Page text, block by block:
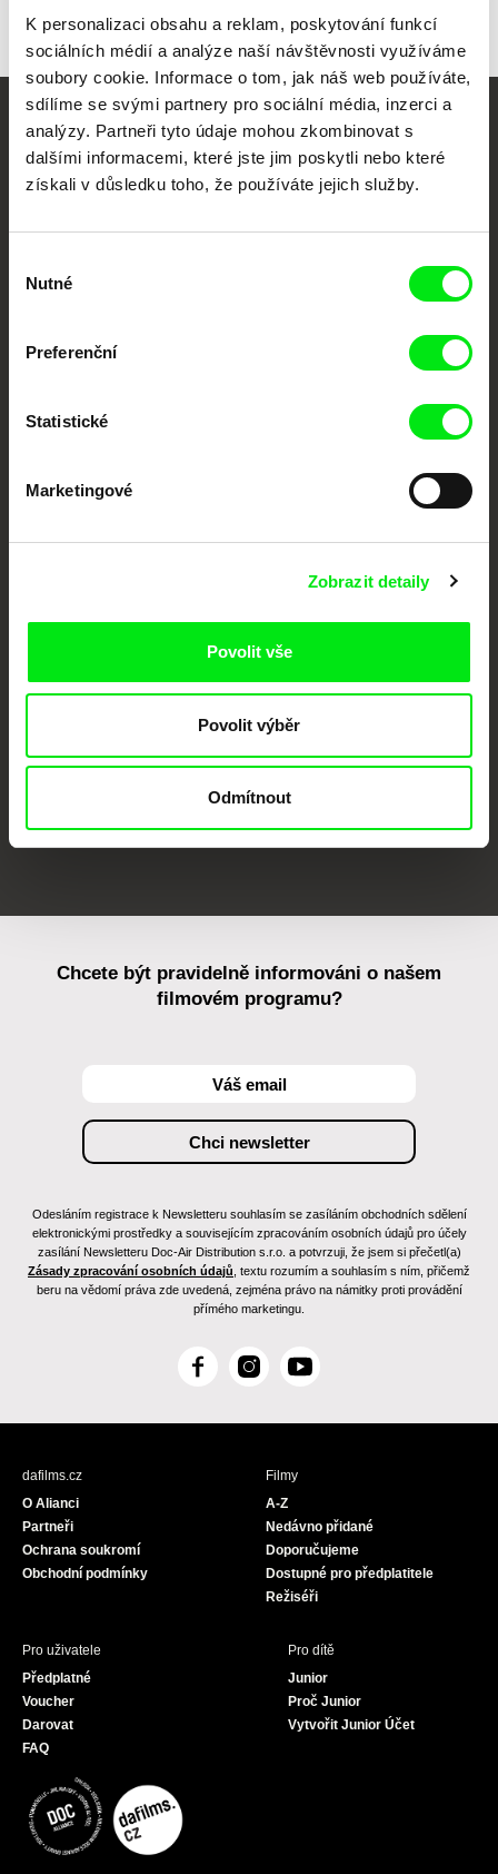
K personalizaci obsahu a reklam, poskytování funkcí
sociálních médií a analýze naší návštěvnosti využíváme
soubory cookie. Informace o tom, jak náš web používáte,
sdílíme se svými partnery pro sociální média, inzerci a
analýzy. Partneři tyto údaje mohou zkombinovat s
dalšími informacemi, které jste jim poskytli nebo které
získali v důsledku toho, že používáte jejich služby.
souhlasu
Nutné
Preferenční
Statistické
Marketingové
Zobrazit detaily
Povolit vše
Povolit výběr
Odmítnout
Vaše online
dokumentární kino
Nové festivalové filmy
festivalů dokumentárního filmu sdružených do Doc Alliance. Naším cílem je
posouvat hranice dokumentárního filmu, propagovat jeho rozmanitost a
CPH:DOX Doclisboa
Millennium Docs
DOK Leipzig
FIDMarseille MFDF Ji.hlava Visions du Réel
Chcete být pravidelně informováni o našem
filmovém programu?
Odesláním registrace k Newsletteru souhlasím se zasíláním obchodních sdělení
elektronickými prostředky a souvisejícím zpracováním osobních údajů pro účely
zasílání Newsletteru Doc-Air Distribution s.r.o. a potvrzuji, že jsem si přečetl(a)
Zásady zpracování osobních údajů , textu rozumím a souhlasím s ním, přičemž
beru na vědomí práva zde uvedená, zejména právo na námitky proti provádění
přímého marketingu.
F
c
I
s
Y
u
dafilms.cz
O Alianci
Partneři
Ochrana soukromí
Obchodní podmínky
Filmy
A-Z
Nedávno přidané
Doporučujeme
Dostupné pro předplatitele
Režiséři
Pro uživatele
Předplatné
Voucher
Darovat
FAQ
Pro dítě
Junior
Proč Junior
Vytvořit Junior Účet